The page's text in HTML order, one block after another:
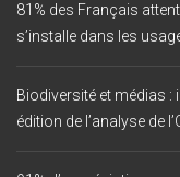
81% des Français
s’installe dans les
Biodiversité et médias :
édition de l’analyse de